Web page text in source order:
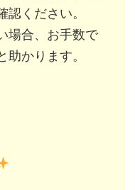
ください。
場合、お手数で
かります。